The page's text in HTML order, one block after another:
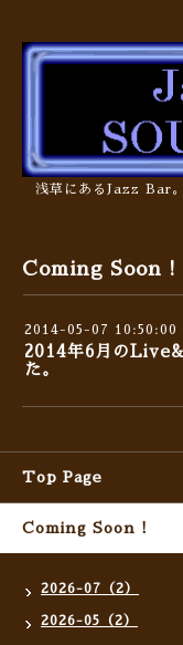
浅草にあるJazz Bar
Coming Soon !
2014-05-07 10:50:00
2014年6月の
た。
Top Page
Coming Soon !
2026-07（2）
2026-05（2）